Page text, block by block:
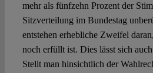
mehr als fünfzehn Prozent der
Sitzverteilung im Bundestag
entstehen erhebliche Zweifel
noch erfüllt ist. Dies lässt sich
Stellt man hinsichtlich der